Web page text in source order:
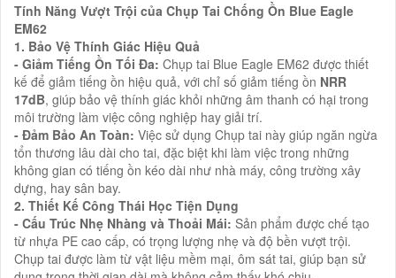
Tính Năng Vượt Trội của Chụp Tai Chống Ồn Blue Eagle
EM62
1. Bảo Vệ Thính Giác Hiệu Quả
- Giảm Tiếng Ồn Tối Đa: Chụp tai Blue Eagle EM62 được thiết
kế để giảm tiếng ồn hiệu quả, với chỉ số giảm tiếng ồn NRR
17dB, giúp bảo vệ thính giác khỏi những âm thanh có hại trong
môi trường làm việc công nghiệp hay giải trí.
- Đảm Bảo An Toàn: Việc sử dụng Chụp tai này giúp ngăn ngừa
tổn thương lâu dài cho tai, đặc biệt khi làm việc trong những
không gian có tiếng ồn kéo dài như nhà máy, công trường xây
dựng, hay sân bay.
2. Thiết Kế Công Thái Học Tiện Dụng
- Cấu Trúc Nhẹ Nhàng và Thoải Mái: Sản phẩm được chế tạo
từ nhựa PE cao cấp, có trọng lượng nhẹ và độ bền vượt trội.
Chụp tai được làm từ vật liệu mềm mại, ôm sát tai, giúp bạn sử